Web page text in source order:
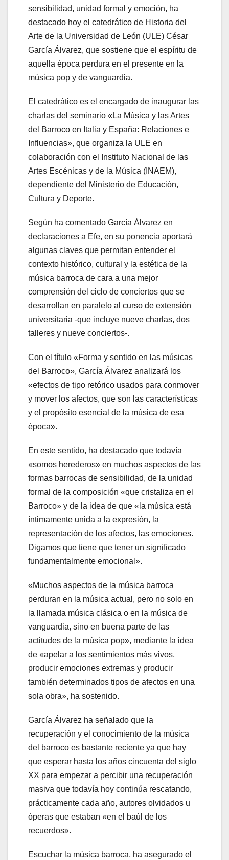
sensibilidad, unidad formal y emoción, ha
destacado hoy el catedrático de Historia del
Arte de la Universidad de León (ULE) César
García Álvarez, que sostiene que el espíritu de
aquella época perdura en el presente en la
música pop y de vanguardia.
El catedrático es el encargado de inaugurar las
charlas del seminario «La Música y las Artes
del Barroco en Italia y España: Relaciones e
Influencias», que organiza la ULE en
colaboración con el Instituto Nacional de las
Artes Escénicas y de la Música (INAEM),
dependiente del Ministerio de Educación,
Cultura y Deporte.
Según ha comentado García Álvarez en
declaraciones a Efe, en su ponencia aportará
algunas claves que permitan entender el
contexto histórico, cultural y la estética de la
música barroca de cara a una mejor
comprensión del ciclo de conciertos que se
desarrollan en paralelo al curso de extensión
universitaria -que incluye nueve charlas, dos
talleres y nueve conciertos-.
Con el título «Forma y sentido en las músicas
del Barroco», García Álvarez analizará los
«efectos de tipo retórico usados para conmover
y mover los afectos, que son las características
y el propósito esencial de la música de esa
época».
En este sentido, ha destacado que todavía
«somos herederos» en muchos aspectos de las
formas barrocas de sensibilidad, de la unidad
formal de la composición «que cristaliza en el
Barroco» y de la idea de que «la música está
íntimamente unida a la expresión, la
representación de los afectos, las emociones.
Digamos que tiene que tener un significado
fundamentalmente emocional».
«Muchos aspectos de la música barroca
perduran en la música actual, pero no solo en
la llamada música clásica o en la música de
vanguardia, sino en buena parte de las
actitudes de la música pop», mediante la idea
de «apelar a los sentimientos más vivos,
producir emociones extremas y producir
también determinados tipos de afectos en una
sola obra», ha sostenido.
García Álvarez ha señalado que la
recuperación y el conocimiento de la música
del barroco es bastante reciente ya que hay
que esperar hasta los años cincuenta del siglo
XX para empezar a percibir una recuperación
masiva que todavía hoy continúa rescatando,
prácticamente cada año, autores olvidados u
óperas que estaban «en el baúl de los
recuerdos».
Escuchar la música barroca, ha asegurado el